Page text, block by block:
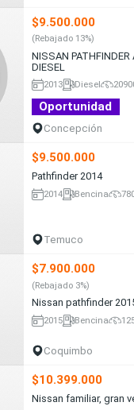
$9.500.000
(Rebajado 13%)
NISSAN PATHFINDER
DIESEL
2013 Diesel
Oportunidad
Concepción
$9.500.000
Pathfinder 2014
2014 Bencina
Temuco
$7.900.000
(Rebajado 3%)
Nissan pathfinder
2015 Bencina
Coquimbo
$10.399.000
Nissan familiar, gran